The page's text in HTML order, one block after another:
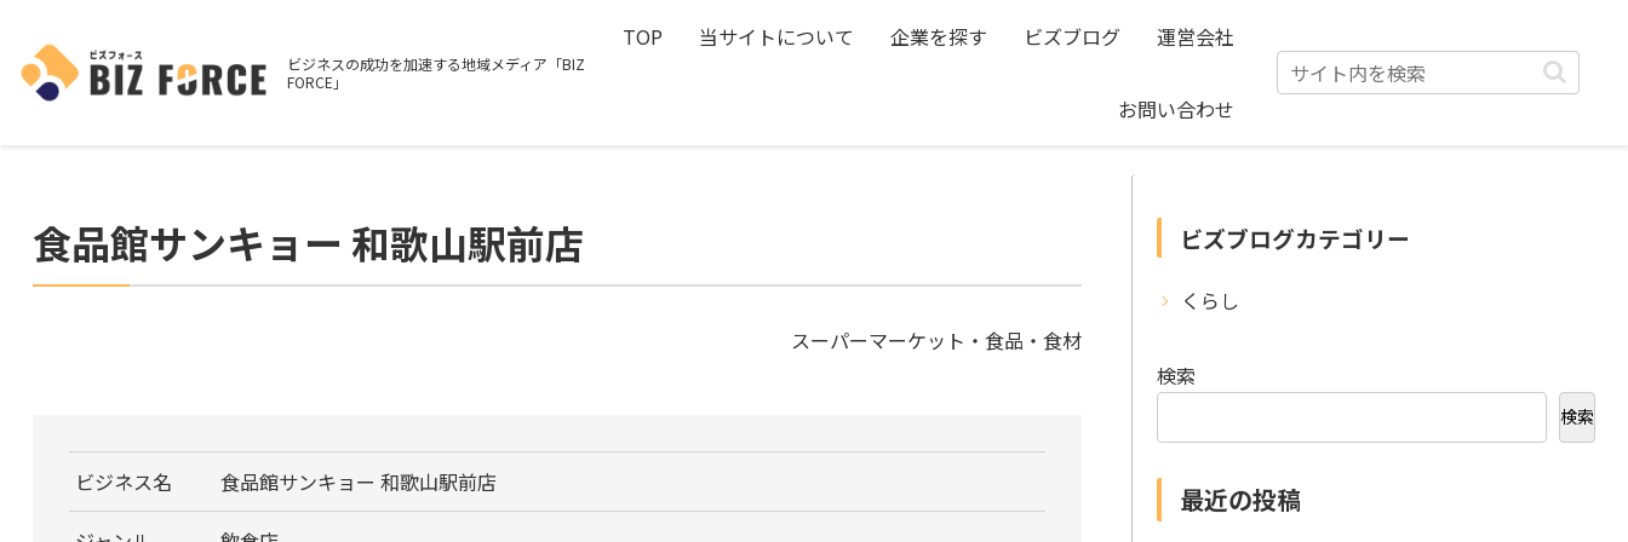
ビジネスの成功を加速する地域メディア「BIZ
FORCE」
TOP 当サイトについて 企業を探す ビズブログ 運営会社
お問い合わせ
食品館サンキョー 和歌山駅前店
スーパーマーケット・食品・食材
ビジネス名 食品館サンキョー 和歌山駅前店
ビズブログカテゴリー
くらし
検索
検索
最近の投稿